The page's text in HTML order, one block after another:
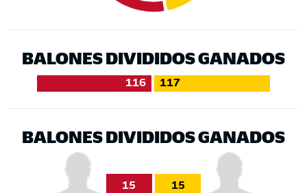
BALONES DIVIDIDOS GANADOS
116 117
BALONES DIVIDIDOS GANADOS
15 15